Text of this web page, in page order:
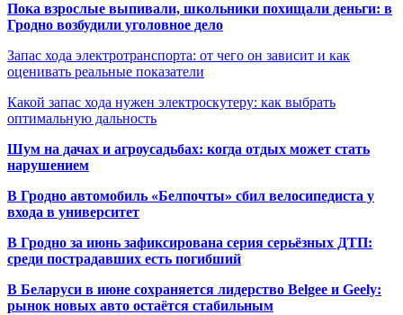
Пока взрослые выпивали, школьники похищали деньги: в
Гродно возбудили уголовное дело
Запас хода электротранспорта: от чего он зависит и как
оценивать реальные показатели
Какой запас хода нужен электроскутеру: как выбрать
оптимальную дальность
Шум на дачах и агроусадьбах: когда отдых может стать
нарушением
В Гродно автомобиль «Белпочты» сбил велосипедиста у
входа в университет
В Гродно за июнь зафиксирована серия серьёзных ДТП:
среди пострадавших есть погибший
В Беларуси в июне сохраняется лидерство Belgee и Geely:
рынок новых авто остаётся стабильным